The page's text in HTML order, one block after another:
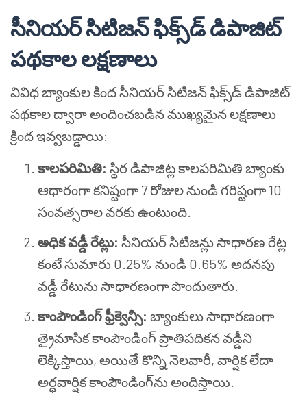
సీనియర్ సిటిజన్ ఫిక్స్‌డ్ డిపాజిట్
పథకాల లక్షణాలు
వివిధ బ్యాంకుల కింద సీనియర్ సిటిజన్ ఫిక్స్‌డ్ డిపాజిట్
పథకాల ద్వారా అందించబడిన ముఖ్యమైన లక్షణాలు
క్రింద ఇవ్వబడ్డాయి:
కాలపరిమితి: స్థిర డిపాజిట్ల కాలపరిమితి బ్యాంకు
ఆధారంగా కనిష్టంగా 7 రోజుల నుండి గరిష్టంగా 10
సంవత్సరాల వరకు ఉంటుంది.
అధిక వడ్డీ రేట్లు: సీనియర్ సిటిజన్లు సాధారణ రేట్ల
కంటే సుమారు 0.25% నుండి 0.65% అదనపు
వడ్డీ రేటును సాధారణంగా పొందుతారు.
కాంపౌండింగ్ ఫ్రీక్వెన్సీ: బ్యాంకులు సాధారణంగా
త్రైమాసిక కాంపౌండింగ్ ప్రాతిపదికన వడ్డీని
లెక్కిస్తాయి, అయితే కొన్ని నెలవారీ, వార్షిక లేదా
అర్ధవార్షిక కాంపౌండింగ్‌ను అందిస్తాయి.